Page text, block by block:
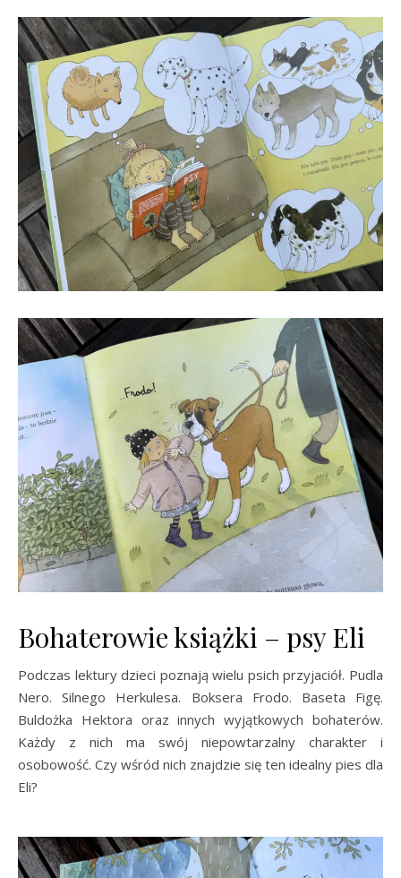
Bohaterowie książki – psy Eli
Podczas lektury dzieci poznają wielu psich przyjaciół. Pudla
Nero. Silnego Herkulesa. Boksera Frodo. Baseta Figę.
Buldożka Hektora oraz innych wyjątkowych bohaterów.
Każdy z nich ma swój niepowtarzalny charakter i
osobowość. Czy wśród nich znajdzie się ten idealny pies dla
Eli?